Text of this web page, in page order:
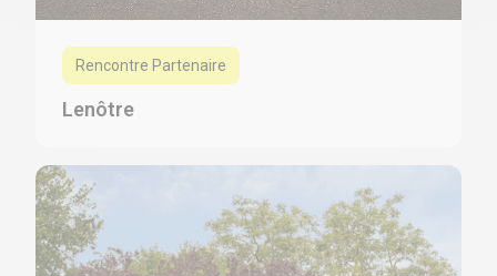
Rencontre Partenaire
Lenôtre